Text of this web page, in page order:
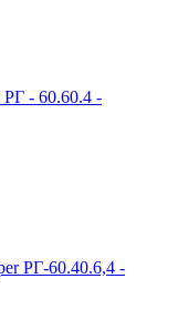
РГ - 60.60.4 -
РГ-60.40.6,4 -